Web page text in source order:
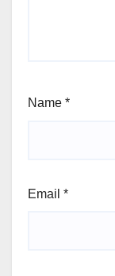
Name *
Email *